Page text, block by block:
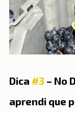
Dica #3 – No
aprendi que